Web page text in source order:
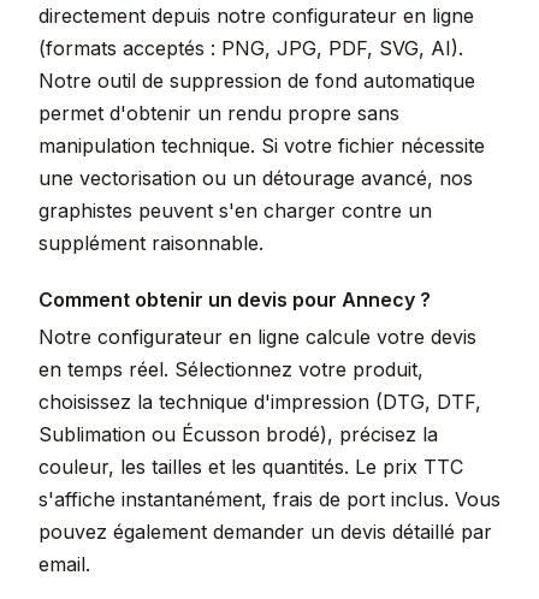
directement depuis notre configurateur en ligne
(formats acceptés : PNG, JPG, PDF, SVG, AI).
Notre outil de suppression de fond automatique
permet d'obtenir un rendu propre sans
manipulation technique. Si votre fichier nécessite
une vectorisation ou un détourage avancé, nos
graphistes peuvent s'en charger contre un
supplément raisonnable.
Comment obtenir un devis pour Annecy ?
Notre configurateur en ligne calcule votre devis
en temps réel. Sélectionnez votre produit,
choisissez la technique d'impression (DTG, DTF,
Sublimation ou Écusson brodé), précisez la
couleur, les tailles et les quantités. Le prix TTC
s'affiche instantanément, frais de port inclus. Vous
pouvez également demander un devis détaillé par
email.